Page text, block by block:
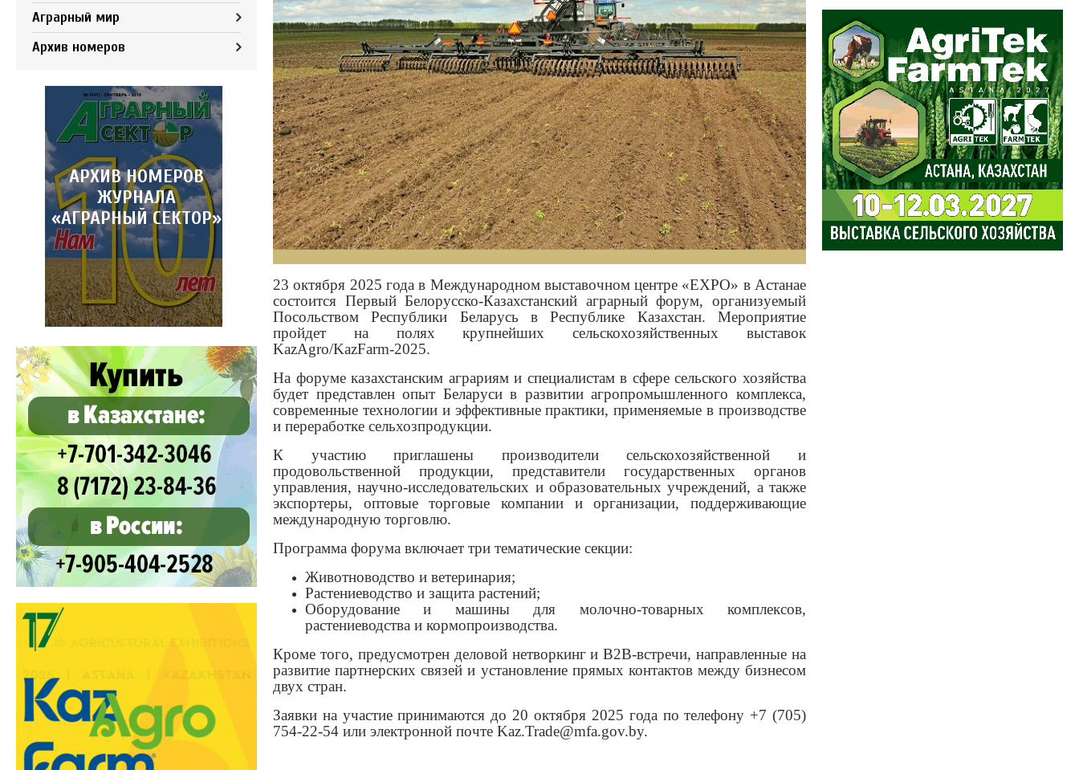
Аграрный мир
Архив номеров
АРХИВ НОМЕРОВ
ЖУРНАЛА
«АГРАРНЫЙ СЕКТОР»
23 октября 2025 года в Международном выставочном центре «EXPO» в Астанае
состоится Первый Белорусско-Казахстанский аграрный форум, организуемый
Посольством Республики Беларусь в Республике Казахстан. Мероприятие
пройдет на полях крупнейших сельскохозяйственных выставок
KazAgro/KazFarm-2025.
На форуме казахстанским аграриям и специалистам в сфере сельского хозяйства
будет представлен опыт Беларуси в развитии агропромышленного комплекса,
современные технологии и эффективные практики, применяемые в производстве
и переработке сельхозпродукции.
К участию приглашены производители сельскохозяйственной и
продовольственной продукции, представители государственных органов
управления, научно-исследовательских и образовательных учреждений, а также
экспортеры, оптовые торговые компании и организации, поддерживающие
международную торговлю.
Программа форума включает три тематические секции:
Животноводство и ветеринария;
Растениеводство и защита растений;
Оборудование и машины для молочно-товарных комплексов,
растениеводства и кормопроизводства.
Кроме того, предусмотрен деловой нетворкинг и B2B-встречи, направленные на
развитие партнерских связей и установление прямых контактов между бизнесом
двух стран.
Заявки на участие принимаются до 20 октября 2025 года по телефону +7 (705)
754-22-54 или электронной почте Kaz.Trade@mfa.gov.by.